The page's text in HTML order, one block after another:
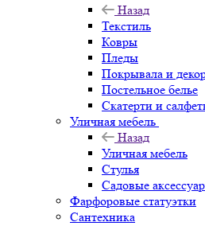
Назад
Текстиль
Ковры
Пледы
Покрывала и
Постельное белье
Скатерти и
Уличная мебель
Назад
Уличная мебель
Стулья
Садовые
Фарфоровые статуэтки
Сантехника